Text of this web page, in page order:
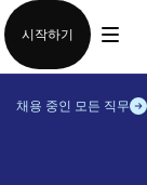
시작하기
채용 중인 모든 직무